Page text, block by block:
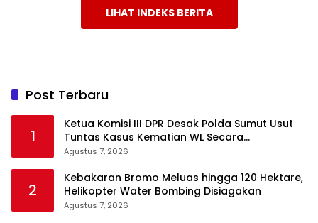
LIHAT INDEKS BERITA
Post Terbaru
1
Ketua Komisi III DPR Desak Polda Sumut Usut
Tuntas Kasus Kematian WL Secara
Transparan
Agustus 7, 2026
2
Kebakaran Bromo Meluas hingga 120 Hektare,
Helikopter Water Bombing Disiagakan
Agustus 7, 2026